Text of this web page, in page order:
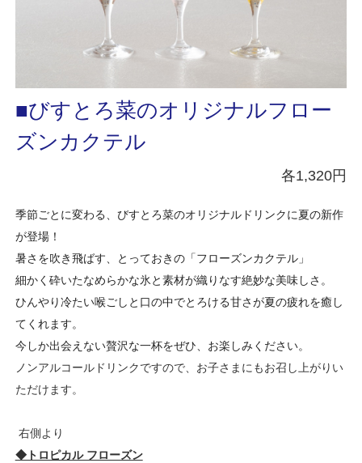
■びすとろ菜のオリジナルフロー
ズンカクテル
各1,320円
季節ごとに変わる、 びすとろ菜のオリジナルドリンクに夏の新作
が登場！
暑さを吹き飛ばす、とっておきの「フローズンカクテル」
細かく砕いたなめらかな氷と素材が織りなす絶妙な美味しさ。
ひんやり冷たい喉ごしと口の中でとろける甘さが夏の疲れを癒し
て くれます。
今しか出会えない贅沢な一杯をぜひ、お楽しみください。
ノンアルコールドリンクですので、お子さまにもお召し上がりい
ただけます。
右側より
◆トロピカル フローズン